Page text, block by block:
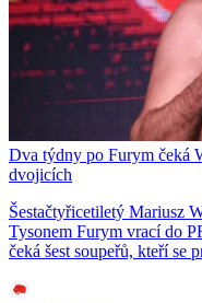
Dva týdny po Furym čeká
dvojicích
Šestačtyřicetiletý Mariusz
Tysonem Furym vrací do
čeká šest soupeřů, kteří se